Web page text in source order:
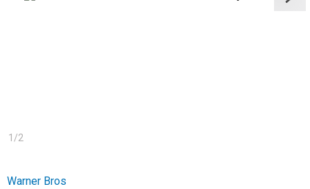
1 /2
Warner Bros